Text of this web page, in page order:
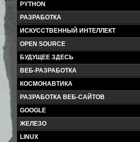
PYTHON
РАЗРАБОТКА
ИСКУССТВЕННЫЙ ИНТЕЛЛЕКТ
OPEN SOURCE
БУДУЩЕЕ ЗДЕСЬ
ВЕБ-РАЗРАБОТКА
КОСМОНАВТИКА
РАЗРАБОТКА ВЕБ-САЙТОВ
GOOGLE
ЖЕЛЕЗО
LINUX